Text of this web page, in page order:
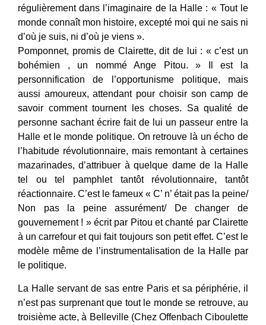
régulièrement dans l’imaginaire de la Halle : « Tout le
monde connaît mon histoire, excepté moi qui ne sais ni
d’où je suis, ni d’où je viens ».
Pomponnet, promis de Clairette, dit de lui : « c’est un
bohémien , un nommé Ange Pitou. » Il est la
personnification de l’opportunisme politique, mais
aussi amoureux, attendant pour choisir son camp de
savoir comment tournent les choses. Sa qualité de
personne sachant écrire fait de lui un passeur entre la
Halle et le monde politique. On retrouve là un écho de
l’habitude révolutionnaire, mais remontant à certaines
mazarinades, d’attribuer à quelque dame de la Halle
tel ou tel pamphlet tantôt révolutionnaire, tantôt
réactionnaire. C’est le fameux « C’ n’ était pas la peine/
Non pas la peine assurément/ De changer de
gouvernement ! » écrit par Pitou et chanté par Clairette
à un carrefour et qui fait toujours son petit effet. C’est le
modèle même de l’instrumentalisation de la Halle par
le politique.
La Halle servant de sas entre Paris et sa périphérie, il
n’est pas surprenant que tout le monde se retrouve, au
troisième acte, à Belleville (Chez Offenbach Ciboulette